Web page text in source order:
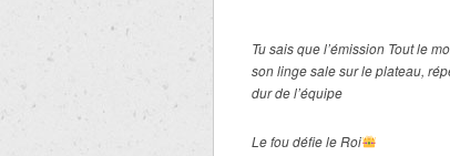
Tu sais que l’émission Tout le
son linge sale sur le plateau,
dur de l’équipe
Le fou défie le Roi